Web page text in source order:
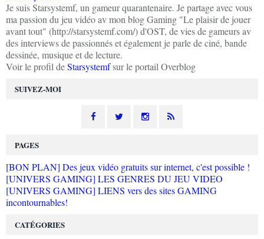
SUIVEZ-MOI
Je suis Starsystemf, un gameur quarantenaire. Je partage avec vous
ma passion du jeu vidéo av mon blog Gaming "Le plaisir de jouer
avant tout" (http://starsystemf.com/) d'OST, de vies de gameurs av
des interviews de passionnés et également je parle de ciné, bande
dessinée, musique et de lecture.
Voir le profil deStarsystemfsur le portail Overblog
PAGES
[BON PLAN] Des jeux vidéo gratuits sur internet, c'est possible !
[UNIVERS GAMING] LES GENRES DU JEU VIDEO
[UNIVERS GAMING] LIENS vers des sites GAMING
incontournables!
CATÉGORIES